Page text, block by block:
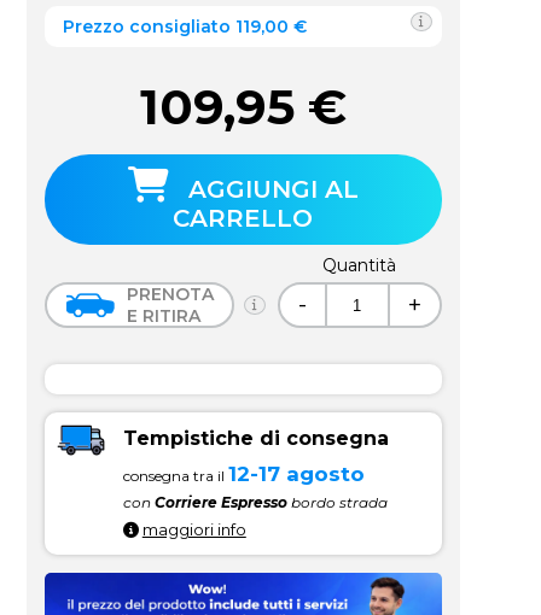
Prezzo consigliato 119,00 €
109,95 €
AGGIUNGI AL
CARRELLO
PRENOTA
E RITIRA
Quantità
- +
Tempistiche di consegna
consegna tra il 12-17 agosto
con Corriere Espressobordo strada
maggiori info